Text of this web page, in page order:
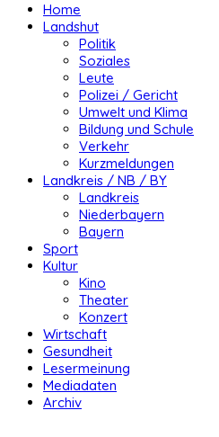
Home
Landshut
Politik
Soziales
Leute
Polizei / Gericht
Umwelt und Klima
Bildung und Schule
Verkehr
Kurzmeldungen
Landkreis / NB / BY
Landkreis
Niederbayern
Bayern
Sport
Kultur
Kino
Theater
Konzert
Wirtschaft
Gesundheit
Lesermeinung
Mediadaten
Archiv